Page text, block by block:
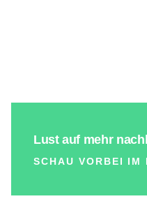
Lust auf mehr
SCHAU VORBEI